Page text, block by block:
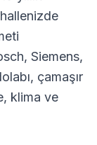
Siemens,
çamaşır
klima ve